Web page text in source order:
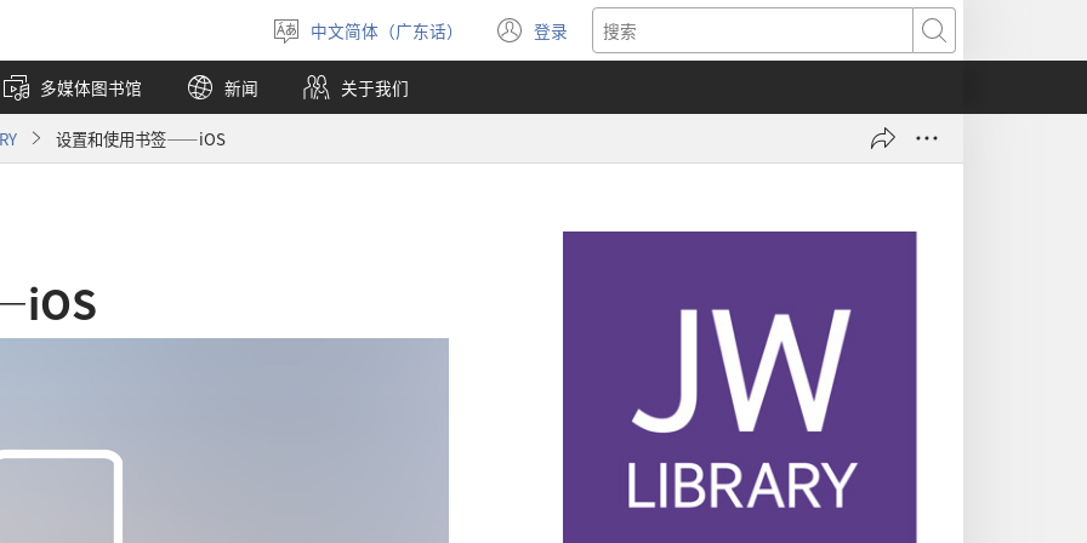
选
择
语
言
中文简体（广东话） 登录
（打
开
窗
搜
索
多媒体图书馆
新闻 关于我们
设置和使用书签——iOS